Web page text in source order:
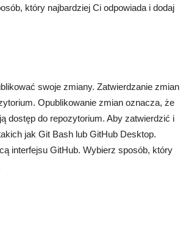
który najbardziej Ci odpowiada i dodaj
swoje zmiany. Zatwierdzanie zmian
Opublikowanie zmian oznacza, że
dostęp do repozytorium. Aby zatwierdzić i
jak Git Bash lub GitHub Desktop.
interfejsu GitHub. Wybierz sposób, który